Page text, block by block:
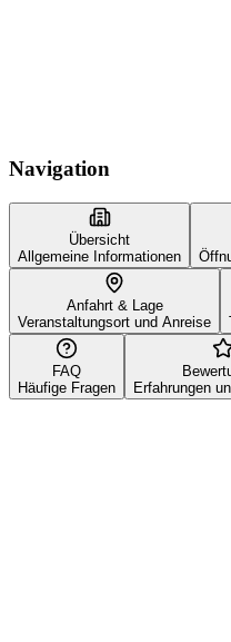
Navigation
Übersicht
Allgemeine Informationen
Anfahrt & Lage
Veranstaltungsort und Anreise
FAQ
Häufige Fragen
Erfahrungen